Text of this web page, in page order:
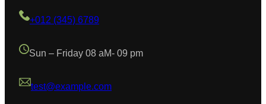
+012 (345) 6789
Sun – Friday 08 aM- 09 pm
test@example.com